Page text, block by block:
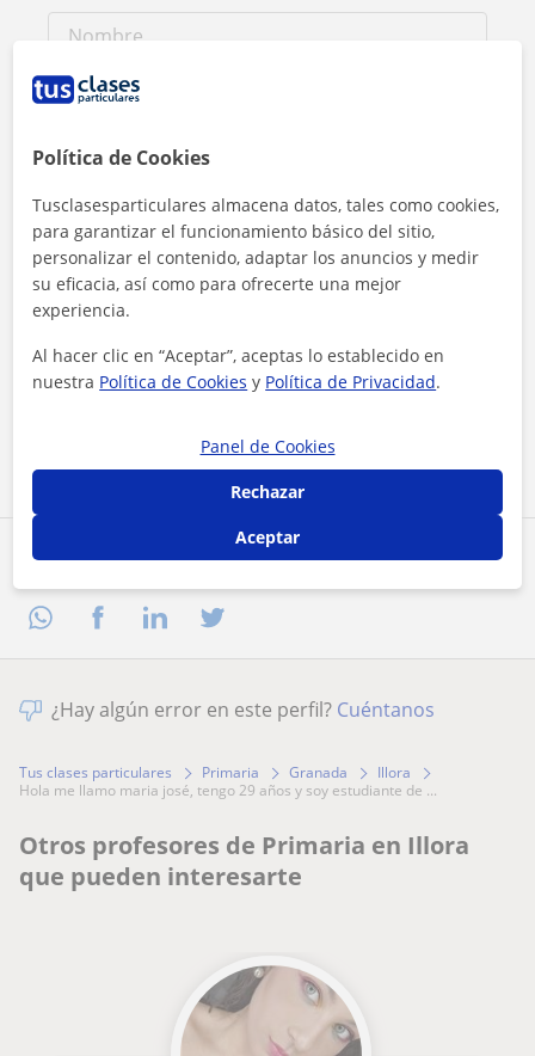
Comparte a este profesor
Al hacer clic, aceptas nuestroaviso legaly deprivacidad
Contactar ahora
¿Hay algún error en este perfil? Cuéntanos
Tus clases particulares Primaria Granada
Illora
hola me llamo maria josé, tengo 29 años y soy estudiante de ...
Otros profesores de Primaria en Illora
que pueden interesarte
Política de Cookies
Tusclasesparticulares almacena datos, tales como cookies,
para garantizar el funcionamiento básico del sitio,
personalizar el contenido, adaptar los anuncios y medir
su eficacia, así como para ofrecerte una mejor
experiencia.
Al hacer clic en “Aceptar”, aceptas lo establecido en
nuestra Política de Cookies y Política de Privacidad.
Panel de Cookies
Rechazar
Aceptar